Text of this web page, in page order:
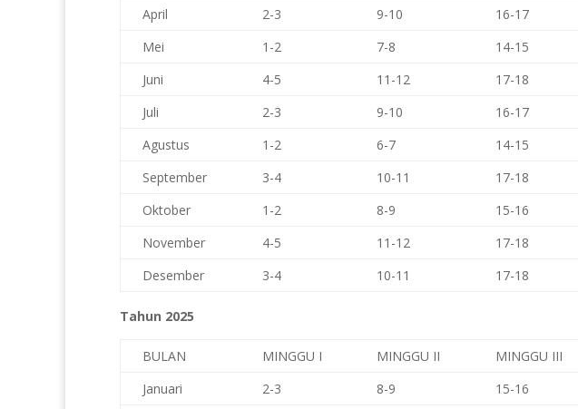
April
2-3 9-10 16-17
Mei
1-2 7-8 14-15
Juni
4-5 11-12 17-18
Juli
2-3 9-10 16-17
Agustus
1-2 6-7 14-15
September
3-4 10-11 17-18
Oktober
1-2 8-9 15-16
November
4-5 11-12 17-18
Desember
3-4 10-11 17-18
Tahun 2025
BULAN MINGGU I MINGGU II MINGGU III
Januari
2-3 8-9 15-16